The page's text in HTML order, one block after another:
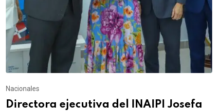
Nacionales
Directora ejecutiva del INAIPI Josefa